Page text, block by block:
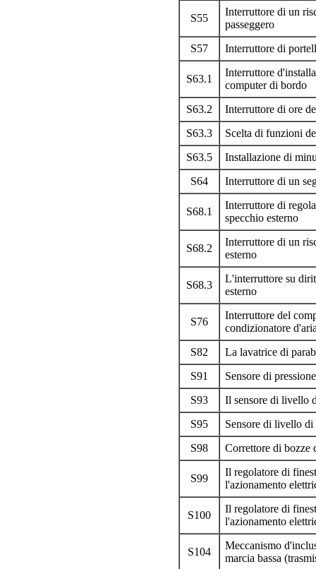
S55
Interruttore di un
passeggero
S57
Interruttore di
S63.1
Interruttore
computer di bordo
S63.2
Interruttore di ore
S63.3
Scelta di funzioni
S63.5
Installazione di
S64
Interruttore di un
S68.1
Interruttore di
specchio esterno
S68.2
Interruttore di un
esterno
S68.3
L'interruttore su
esterno
S76
Interruttore del
condizionatore
S82
La lavatrice di
S91
Sensore di
S93
Il sensore di livello
S95
Sensore di livello
S98
Correttore di bozze
S99
Il regolatore di
l'azionamento
S100
Il regolatore di
l'azionamento
S104
Meccanismo
marcia bassa